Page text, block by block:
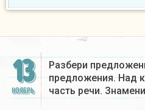
13
НОЯБРЬ
Разбери
предложения. Над
часть речи.